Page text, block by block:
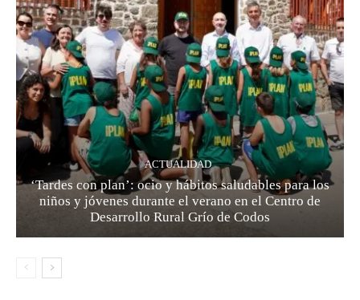
ACTUALIDAD
‘Tardes con plan’: ocio y hábitos saludables para los
niños y jóvenes durante el verano en el Centro de
Desarrollo Rural Grío de Codos